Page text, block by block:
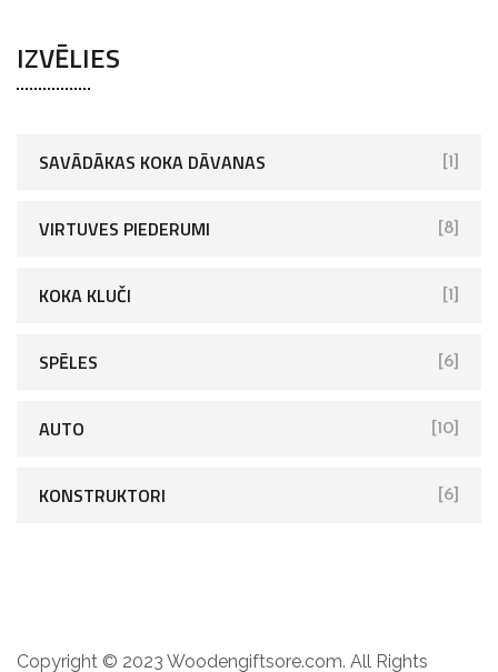
IZVĒLIES
SAVĀDĀKAS KOKA DĀVANAS [1]
VIRTUVES PIEDERUMI [8]
KOKA KLUČI [1]
SPĒLES [6]
AUTO [10]
KONSTRUKTORI [6]
Copyright © 2023 Woodengiftsore.com. All Rights